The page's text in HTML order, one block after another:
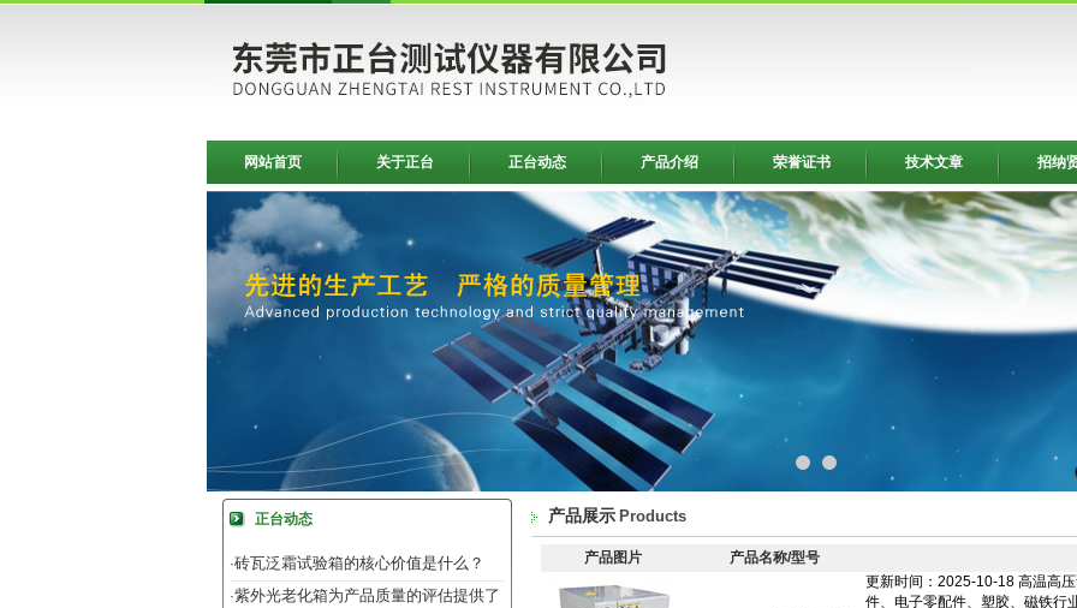
网站首页 关于正台 正台动态 产品介绍 荣誉证书 技术文章 招纳
正台动态
·砖瓦泛霜试验箱的核心价值是什么？
·紫外光老化箱为产品质量的评估提供了
产品展示 Products
产品图片 产品名称/型号